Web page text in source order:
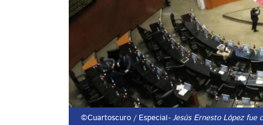
©Cuartoscuro / Especial- Jesús Ernesto López